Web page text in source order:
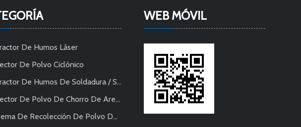
De Humos Láser
De Polvo Ciclónico
De Humos De Soldadura / Soldadura
De Polvo De Chorro De Arena
De Recolección De Polvo De Metal
WEB MÓVIL